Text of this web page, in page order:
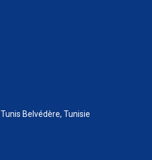
Belvédère, Tunisie